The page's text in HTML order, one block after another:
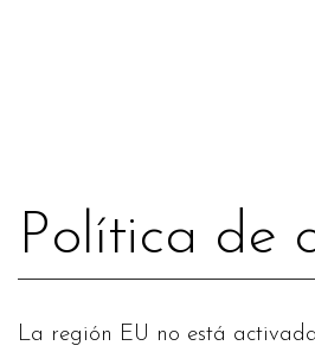
Política de
La región EU no está